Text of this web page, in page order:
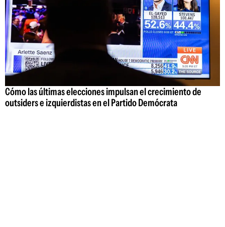
Cómo las últimas elecciones impulsan el crecimiento de
outsiders e izquierdistas en el Partido Demócrata